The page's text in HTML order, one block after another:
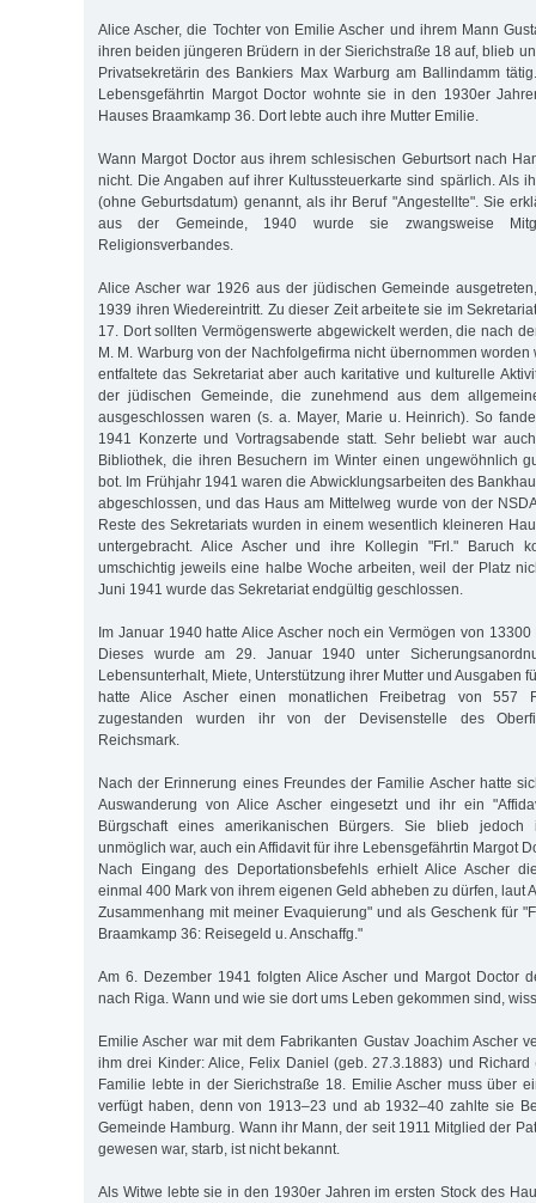
Alice Ascher, die Tochter von Emilie Ascher und ihrem Mann
ihren beiden jüngeren Brüdern in der Sierichstraße 18 auf, blieb
Privatsekretärin des Bankiers Max Warburg am Ballindamm
Lebensgefährtin Margot Doctor wohnte sie in den 1930er
Hauses Braamkamp 36. Dort lebte auch ihre Mutter Emilie.
Wann Margot Doctor aus ihrem schlesischen Geburtsort nach
nicht. Die Angaben auf ihrer Kultussteuerkarte sind spärlich. Als
(ohne Geburtsdatum) genannt, als ihr Beruf "Angestellte". Sie
aus der Gemeinde, 1940 wurde sie zwangsweise
Religionsverbandes.
Alice Ascher war 1926 aus der jüdischen Gemeinde
1939 ihren Wiedereintritt. Zu dieser Zeit arbeitete sie im
17. Dort sollten Vermögenswerte abgewickelt werden, die nach
M. M. Warburg von der Nachfolgefirma nicht übernommen
entfaltete das Sekretariat aber auch karitative und kulturelle
der jüdischen Gemeinde, die zunehmend aus dem
ausgeschlossen waren (s. a. Mayer, Marie u. Heinrich). So
1941 Konzerte und Vortragsabende statt. Sehr beliebt war
Bibliothek, die ihren Besuchern im Winter einen ungewöhnlich
bot. Im Frühjahr 1941 waren die Abwicklungsarbeiten des
abgeschlossen, und das Haus am Mittelweg wurde von der
Reste des Sekretariats wurden in einem wesentlich kleineren
untergebracht. Alice Ascher und ihre Kollegin "Frl." Baruch
umschichtig jeweils eine halbe Woche arbeiten, weil der Platz
Juni 1941 wurde das Sekretariat endgültig geschlossen.
Im Januar 1940 hatte Alice Ascher noch ein Vermögen von
Dieses wurde am 29. Januar 1940 unter
Lebensunterhalt, Miete, Unterstützung ihrer Mutter und Ausgaben
hatte Alice Ascher einen monatlichen Freibetrag von 557
zugestanden wurden ihr von der Devisenstelle des
Reichsmark.
Nach der Erinnerung eines Freundes der Familie Ascher hatte
Auswanderung von Alice Ascher eingesetzt und ihr ein
Bürgschaft eines amerikanischen Bürgers. Sie blieb
unmöglich war, auch ein Affidavit für ihre Lebensgefährtin Margot
Nach Eingang des Deportationsbefehls erhielt Alice Ascher
einmal 400 Mark von ihrem eigenen Geld abheben zu dürfen, laut
Zusammenhang mit meiner Evaquierung" und als Geschenk für
Braamkamp 36: Reisegeld u. Anschaffg."
Am 6. Dezember 1941 folgten Alice Ascher und Margot Doctor
nach Riga. Wann und wie sie dort ums Leben gekommen sind,
Emilie Ascher war mit dem Fabrikanten Gustav Joachim Ascher
ihm drei Kinder: Alice, Felix Daniel (geb. 27.3.1883) und Richard
Familie lebte in der Sierichstraße 18. Emilie Ascher muss über
verfügt haben, denn von 1913–23 und ab 1932–40 zahlte sie
Gemeinde Hamburg. Wann ihr Mann, der seit 1911 Mitglied der
gewesen war, starb, ist nicht bekannt.
Als Witwe lebte sie in den 1930er Jahren im ersten Stock des